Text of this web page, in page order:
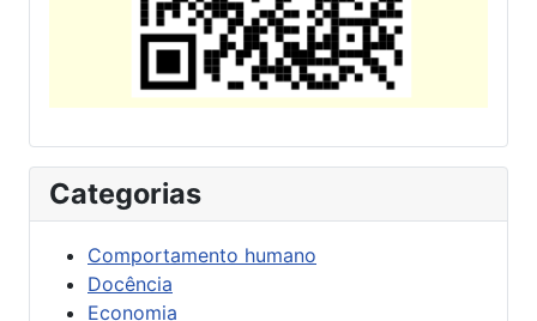
Categorias
Comportamento humano
Docência
Economia